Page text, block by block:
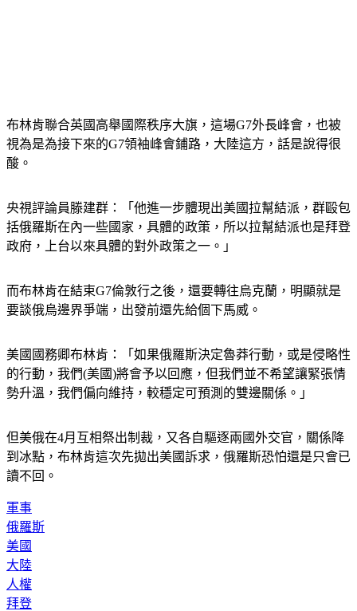
布林肯聯合英國高舉國際秩序大旗，這場G7外長峰會，也被
視為是為接下來的G7領袖峰會鋪路，大陸這方，話是說得很
酸。
央視評論員滕建群：「他進一步體現出美國拉幫結派，群毆包
括俄羅斯在內一些國家，具體的政策，所以拉幫結派也是拜登
政府，上台以來具體的對外政策之一。」
而布林肯在結束G7倫敦行之後，還要轉往烏克蘭，明顯就是
要談俄烏邊界爭端，出發前還先給個下馬威。
美國國務卿布林肯：「如果俄羅斯決定魯莽行動，或是侵略性
的行動，我們(美國)將會予以回應，但我們並不希望讓緊張情
勢升溫，我們偏向維持，較穩定可預測的雙邊關係。」
但美俄在4月互相祭出制裁，又各自驅逐兩國外交官，關係降
到冰點，布林肯這次先拋出美國訴求，俄羅斯恐怕還是只會已
讀不回。
軍事
俄羅斯
美國
大陸
人權
拜登